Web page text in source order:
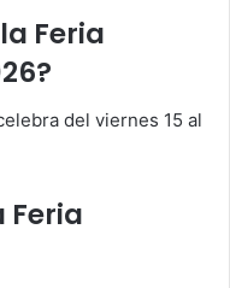
Feria
del viernes 15 al
Feria